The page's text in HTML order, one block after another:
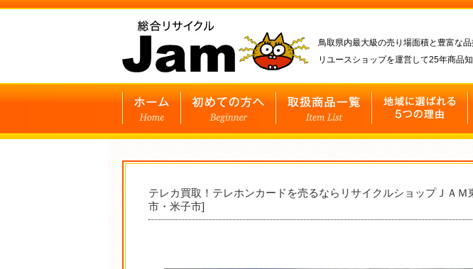
鳥取県内最大級の売り場面積と豊富な
リユースショップを運営して25年商品
テレカ買取！テレホンカードを売るならリサイクルショップＪＡＭ
市・米子市]